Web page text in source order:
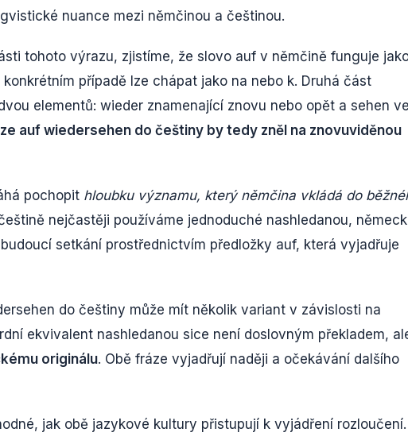
nuance mezi němčinou a češtinou.
tohoto výrazu, zjistíme, že slovo auf v němčině funguje
případě lze chápat jako na nebo k. Druhá část
elementů: wieder znamenající znovu nebo opět a sehen ve
auf wiedersehen do češtiny by tedy zněl na znovuviděnou
pochopit hloubku významu, který němčina vkládá do
nejčastěji používáme jednoduché nashledanou,
setkání prostřednictvím předložky auf, která vyjadřuje
do češtiny může mít několik variant v závislosti na
ekvivalent nashledanou sice není doslovným překladem,
originálu. Obě fráze vyjadřují naději a očekávání dalšího
jak obě jazykové kultury přistupují k vyjádření rozloučení.